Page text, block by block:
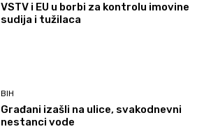
VSTV i EU u borbi za kontrolu imovine
sudija i tužilaca
BIH
Građani izašli na ulice, svakodnevni
nestanci vode